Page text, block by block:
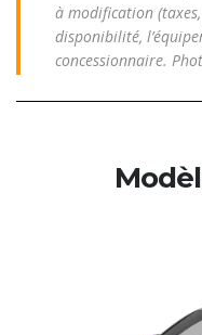
à modification
disponibilité,
concessionnaire.